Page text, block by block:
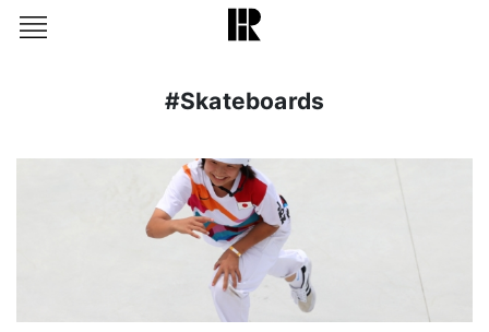
#Skateboards